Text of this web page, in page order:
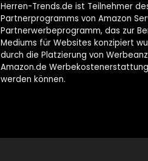
Herren-Trends.de ist Teilnehmer
Partnerprogramms von Amazon
Partnerwerbeprogramm, das zur
Mediums für Websites konzipiert
durch die Platzierung von
Amazon.de
werden können.